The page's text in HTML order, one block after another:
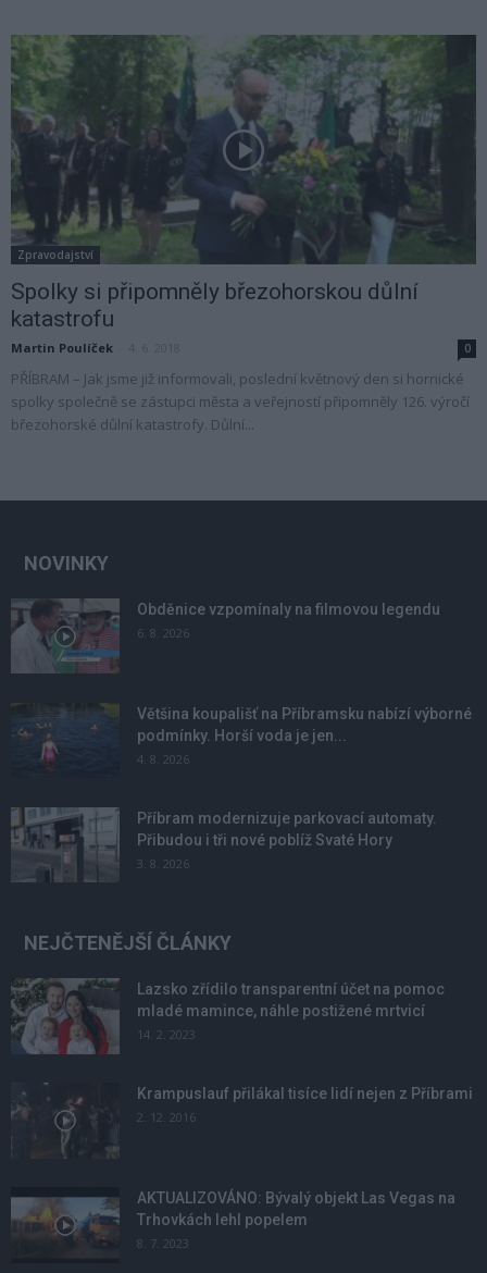
Zpravodajství
Spolky si připomněly březohorskou důlní
katastrofu
Martin Poulíček 0
PŘÍBRAM – Jak jsme již informovali, poslední květnový den si hornické
spolky společně se zástupci města a veřejností připomněly 126. výročí
březohorské důlní katastrofy. Důlní...
NOVINKY
Obděnice vzpomínaly na filmovou legendu
6. 8. 2026
Většina koupališť na Příbramsku nabízí výborné
podmínky. Horší voda je jen...
4. 8. 2026
Příbram modernizuje parkovací automaty.
Přibudou i tři nové poblíž Svaté Hory
3. 8. 2026
NEJČTENĚJŠÍ ČLÁNKY
Lazsko zřídilo transparentní účet na pomoc
mladé mamince, náhle postižené mrtvicí
14. 2. 2023
Krampuslauf přilákal tisíce lidí nejen z Příbrami
2. 12. 2016
AKTUALIZOVÁNO: Bývalý objekt Las Vegas na
Trhovkách lehl popelem
8. 7. 2023